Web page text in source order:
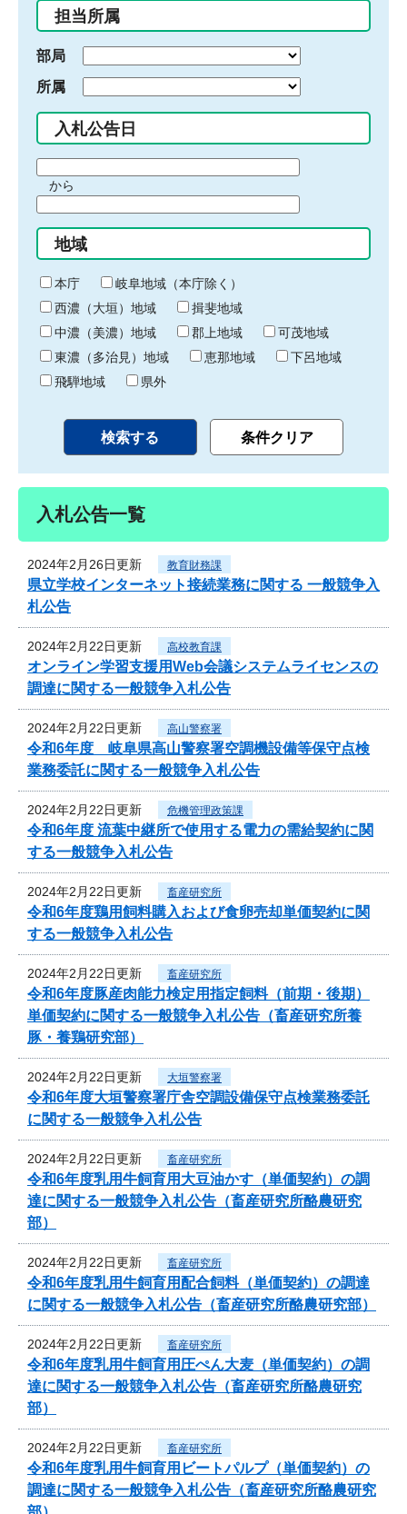
入
力
担当所属
部局
所属
入札公告日
間
始
り
から
間
終
わ
り
地域
本庁
岐阜地域（本庁除く）
西濃（大垣）地域
揖斐地域
中濃（美濃）地域
郡上地域
可茂地域
東濃（多治見）地域
恵那地域
下呂地域
飛騨地域
県外
入札公告一覧
2024年2月26日更新 教育財務課
県立学校インターネット接続業務に関する 一般競争入
札公告
2024年2月22日更新 高校教育課
オンライン学習支援用Web会議システムライセンスの
調達に関する一般競争入札公告
2024年2月22日更新 高山警察署
令和6年度 岐阜県高山警察署空調機設備等保守点検
業務委託に関する一般競争入札公告
2024年2月22日更新 危機管理政策課
令和6年度 流葉中継所で使用する電力の需給契約に関
する一般競争入札公告
2024年2月22日更新 畜産研究所
令和6年度鶏用飼料購入および食卵売却単価契約に関
する一般競争入札公告
2024年2月22日更新 畜産研究所
令和6年度豚産肉能力検定用指定飼料（前期・後期）
単価契約に関する一般競争入札公告（畜産研究所養
豚・養鶏研究部）
2024年2月22日更新 大垣警察署
令和6年度大垣警察署庁舎空調設備保守点検業務委託
に関する一般競争入札公告
2024年2月22日更新 畜産研究所
令和6年度乳用牛飼育用大豆油かす（単価契約）の調
達に関する一般競争入札公告（畜産研究所酪農研究
部）
2024年2月22日更新 畜産研究所
令和6年度乳用牛飼育用配合飼料（単価契約）の調達
に関する一般競争入札公告（畜産研究所酪農研究部）
2024年2月22日更新 畜産研究所
令和6年度乳用牛飼育用圧ぺん大麦（単価契約）の調
達に関する一般競争入札公告（畜産研究所酪農研究
部）
2024年2月22日更新 畜産研究所
令和6年度乳用牛飼育用ビートパルプ（単価契約）の
調達に関する一般競争入札公告（畜産研究所酪農研究